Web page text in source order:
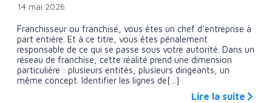
14 mai 2026
Franchisseur ou franchisé, vous êtes un chef d’entreprise à
part entière. Et à ce titre, vous êtes pénalement
responsable de ce qui se passe sous votre autorité. Dans un
réseau de franchise, cette réalité prend une dimension
particulière : plusieurs entités, plusieurs dirigeants, un
même concept. Identifier les lignes de[...]
Lire la suite